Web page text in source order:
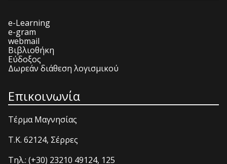
e-Learning
e-gram
webmail
Βιβλιοθήκη
Εύδοξος
Δωρεάν διάθεση λογισμικού
Επικοινωνία
Τέρμα Μαγνησίας
T.K. 62124, Σέρρες
Τηλ.: (+30) 23210 49124, 125